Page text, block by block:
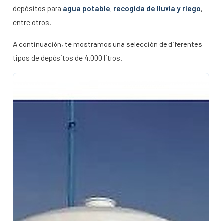
depósitos para agua potable, recogida de lluvia y riego,
entre otros.
A continuación, te mostramos una selección de diferentes
tipos de depósitos de 4.000 litros.